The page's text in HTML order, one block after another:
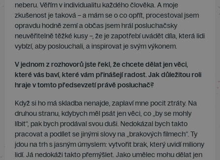
neberu. Věřím v individualitu každého člověka. A moje
zkušenost je taková – a mám se o co opřít, procestoval jsem
opravdu hodně zemí a občas jsem hrál posluchačsky
neuvěřitelně těžké kusy –, že je zapotřebí uvádět díla, která lidi
vybízí, aby poslouchali, a inspirovat je svým výkonem.
V jednom z rozhovorů jste řekl, že chcete dělat jen věci,
které vás baví, které vám přinášejí radost. Jak důležitou roli
hraje v tomto předsevzetí právě posluchač?
Když si ho má skladba nenajde, zaplaví mne pocit ztráty. Na
druhou stranu, kdybych měl psát jen věci, co „by se mohly
líbit“, pak bych prodával svou duši. Nedokázal bych takto
pracovat a podílet se jinými slovy na „brakových filmech“. Ty
jdou na trh s jasným úmyslem: vytvořit brak, který uvidí miliony
lidí. Já nedokáži takto přemýšlet. Jako umělec mohu dělat jen